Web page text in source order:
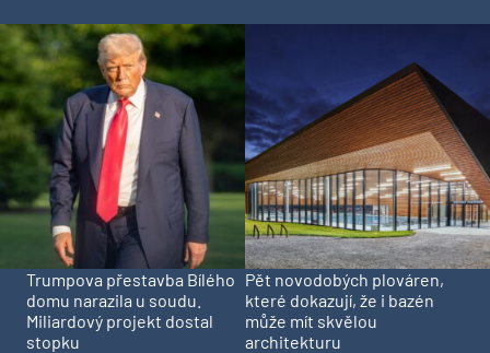
Trumpova přestavba Bílého
domu narazila u soudu.
Miliardový projekt dostal
stopku
Pět novodobých plováren,
které dokazují, že i bazén
může mít skvělou
architekturu